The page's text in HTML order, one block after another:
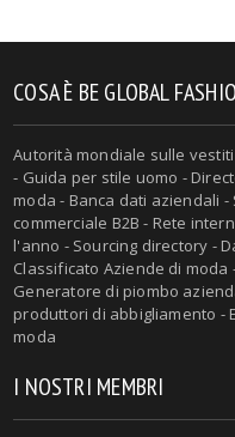
COSA È BE GLOBAL
Autorità mondiale sulle
- Guida per stile uomo -
moda - Banca dati aziendali
commerciale B2B - Rete
l'anno - Sourcing directory -
Classificato Aziende di
Generatore di piombo
produttori di abbigliamento -
moda
I NOSTRI MEMBRI